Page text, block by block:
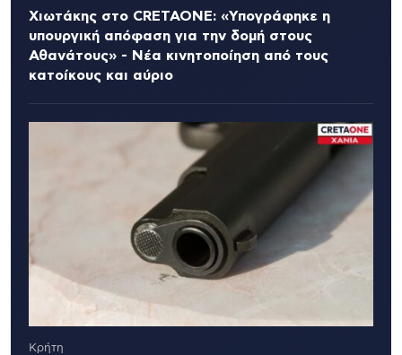
Χιωτάκης στο CRETAONE: «Υπογράφηκε η
υπουργική απόφαση για την δομή στους
Αθανάτους» - Νέα κινητοποίηση από τους
κατοίκους και αύριο
Κρήτη